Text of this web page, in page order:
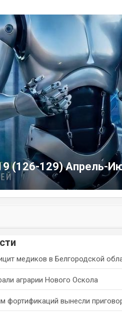
(126-129) Апрель-
медиков в Белгородской
аграрии Нового Оскола
фортификаций вынесли